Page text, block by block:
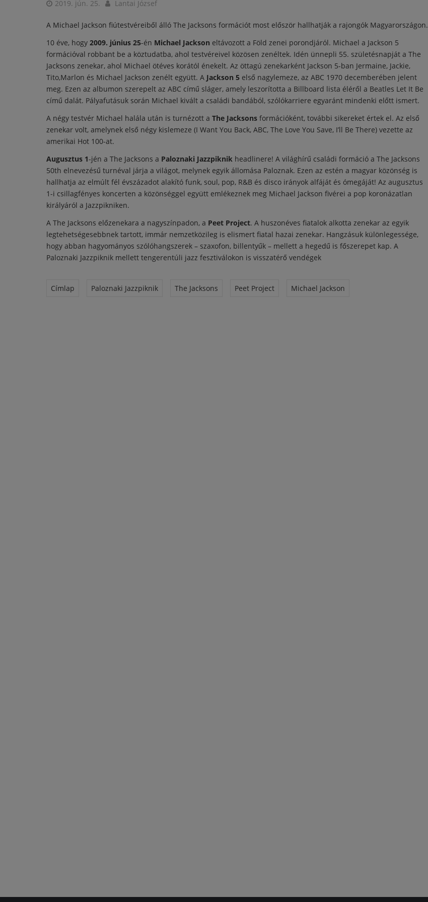
2019. jún. 25. Lantai József
A Michael Jackson fiútestvéreiből álló The Jacksons formációt most először hallhatják a rajongók Magyarországon.
10 éve, hogy 2009. június 25-én Michael Jackson eltávozott a Föld zenei porondjáról. Michael a Jackson 5
formációval robbant be a köztudatba, ahol testvéreivel közösen zenéltek. Idén ünnepli 55. születésnapját a The
Jacksons zenekar, ahol Michael ötéves korától énekelt. Az öttagú zenekarként Jackson 5-ban Jermaine, Jackie,
Tito,Marlon és Michael Jackson zenélt együtt. A Jackson 5 első nagylemeze, az ABC 1970 decemberében jelent
meg. Ezen az albumon szerepelt az ABC című sláger, amely leszorította a Billboard lista éléről a Beatles Let It Be
című dalát. Pályafutásuk során Michael kivált a családi bandából, szólókarriere egyaránt mindenki előtt ismert.
A négy testvér Michael halála után is turnézott a The Jacksons formációként, további sikereket értek el. Az első
zenekar volt, amelynek első négy kislemeze (I Want You Back, ABC, The Love You Save, I’ll Be There) vezette az
amerikai Hot 100-at.
Augusztus 1-jén a The Jacksons a Paloznaki Jazzpiknik headlinere! A világhírű családi formáció a The Jacksons
50th elnevezésű turnéval járja a világot, melynek egyik állomása Paloznak. Ezen az estén a magyar közönség is
hallhatja az elmúlt fél évszázadot alakító funk, soul, pop, R&B és disco irányok alfáját és ómegáját! Az augusztus
1-i csillagfényes koncerten a közönséggel együtt emlékeznek meg Michael Jackson fivérei a pop koronázatlan
királyáról a Jazzpikniken.
A The Jacksons előzenekara a nagyszínpadon, a Peet Project. A huszonéves fiatalok alkotta zenekar az egyik
legtehetségesebbnek tartott, immár nemzetközileg is elismert fiatal hazai zenekar. Hangzásuk különlegessége,
hogy abban hagyományos szólóhangszerek – szaxofon, billentyűk – mellett a hegedű is főszerepet kap. A
Paloznaki Jazzpiknik mellett tengerentúli jazz fesztiválokon is visszatérő vendégek
Címlap Paloznaki Jazzpiknik The Jacksons Peet Project Michael Jackson